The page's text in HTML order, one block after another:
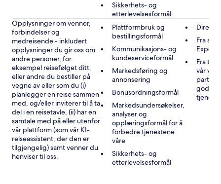
Sikkerhets- og
etterlevelsesformål
Opplysninger om venner,
forbindelser og
medreisende - inkludert
opplysninger du gir oss om
andre personer, for
eksempel reisefølget ditt,
eller andre du bestiller på
vegne av eller som du (i)
planlegger en reise sammen
med, og/eller inviterer til å ta
del i en reisetavle, (ii) har en
samtale med på eller utenfor
vår plattform (som vår KI-
reiseassistent, der den er
tilgjengelig) samt venner du
henviser til oss.
Plattformbruk og
bestillingsformål
Kommunikasjons- og
kundeserviceformål
Markedsføring og
annonsering
Bonusordningsformål
Markedsundersøkelser,
analyser og
opplæringsformål for å
forbedre tjenestene
våre
Sikkerhets- og
etterlevelsesformål
Fra
Fra
vår